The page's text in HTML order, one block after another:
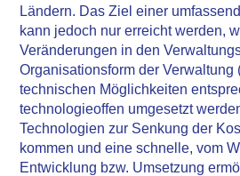
Ländern. Das Ziel einer
kann jedoch nur erreicht werden,
Veränderungen in den
Organisationsform der Verwaltung
technischen Möglichkeiten
technologieoffen umgesetzt
Technologien zur Senkung der
kommen und eine schnelle, vom
Entwicklung bzw. Umsetzung